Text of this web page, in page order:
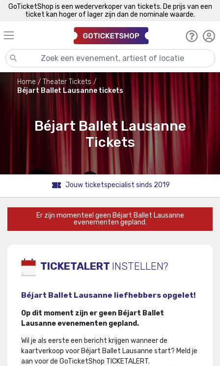
GoTicketShop is een wederverkoper van tickets. De prijs van een
ticket kan hoger of lager zijn dan de nominale waarde.
Home
Theater Tickets
Béjart Ballet Lausanne tickets
Béjart Ballet Lausanne
Tickets
Jouw ticketspecialist sinds 2019
Er zijn momenteel geen Béjart Ballet Lausanne
evenementen gepland.
TICKETALERT INSTELLEN?
Béjart Ballet Lausanne liefhebbers opgelet!
Op dit moment zijn er geen Béjart Ballet
Lausanne evenementen gepland.
Wil je als eerste een bericht krijgen wanneer de
kaartverkoop voor Béjart Ballet Lausanne start? Meld je
aan voor de GoTicketShop TICKETALERT.